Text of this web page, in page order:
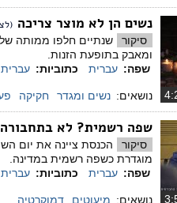
נשים הן לא מוצר צריכה
סיקור
ומאבק בתופעת הזנות ​.
שפה: עברית כתוביות: עברית
נושאים: נשים ומגדר חקיקה
שפה רשמית? לא בתחבורה
סיקור
הכנסת ציינה את יום
מוגדרת כשפה רשמית במדינה. ​
שפה: עברית כתוביות: עברית
נושאים: מיעוטים דמוקרטיה